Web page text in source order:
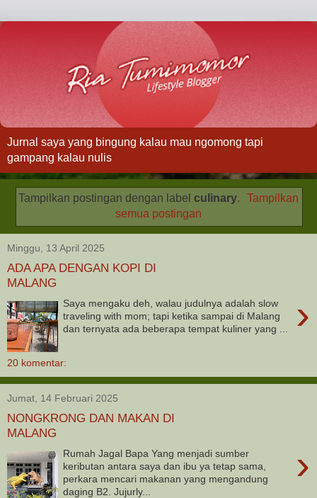
Jurnal saya yang bingung kalau mau ngomong tapi
gampang kalau nulis
Tampilkan postingan dengan label culinary.
Tampilkan
semua postingan
Minggu, 13 April 2025
ADA APA DENGAN KOPI DI
MALANG
›
Saya mengaku deh, walau judulnya adalah slow
traveling with mom; tapi ketika sampai di Malang
dan ternyata ada beberapa tempat kuliner yang ...
20 komentar:
Jumat, 14 Februari 2025
NONGKRONG DAN MAKAN DI
MALANG
›
Rumah Jagal Bapa Yang menjadi sumber
keributan antara saya dan ibu ya tetap sama,
perkara mencari makanan yang mengandung
daging B2. Jujurly...